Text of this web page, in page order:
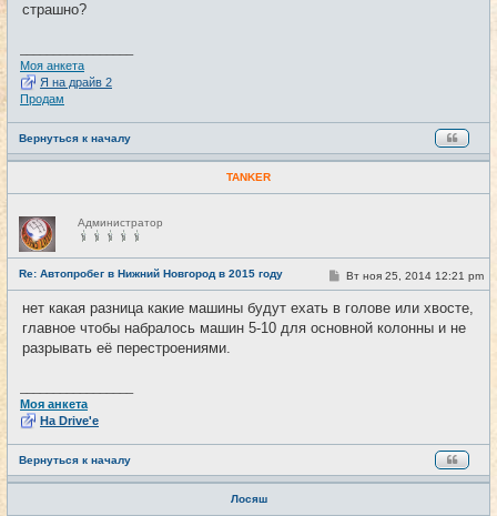
страшно?
Моя анкета
Я на драйв 2
Продам
Вернуться к началу
TANKER
Н
е
в
с
е
т
и
Администратор
Re: Автопробег в Нижний Новгород в 2015 году #22
С
о
б
щ
Вт ноя 25, 2014 12:21 pm
нет какая разница какие машины будут ехать в голове или хвосте,
главное чтобы набралось машин 5-10 для основной колонны и не
разрывать её перестроениями.
Моя анкета
На Drive'e
Вернуться к началу
Лосяш